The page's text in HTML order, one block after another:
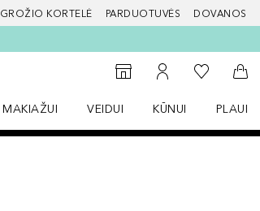
GROŽIO KORTELĖ PARDUOTUVĖS DOVANOS
Į parduotuvių paiešką
Į mano paskyrą
Į mano
Į
MAKIAŽUI
VEIDUI
KŪNUI